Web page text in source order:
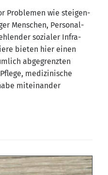
Pro­ble­men wie stei­gen­
Men­schen, Per­so­nal­
sozia­ler Infra­
bie­ten hier einen
abge­grenz­ten
medi­zi­ni­sche
mit­ein­an­der